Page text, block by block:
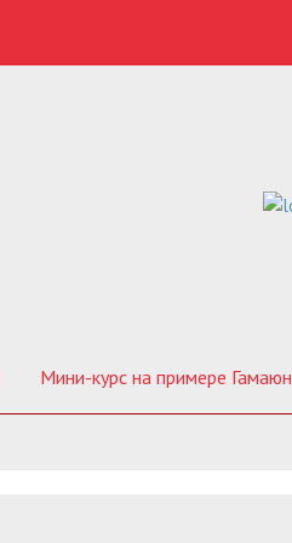
Мини-курс на примере Гамаюн